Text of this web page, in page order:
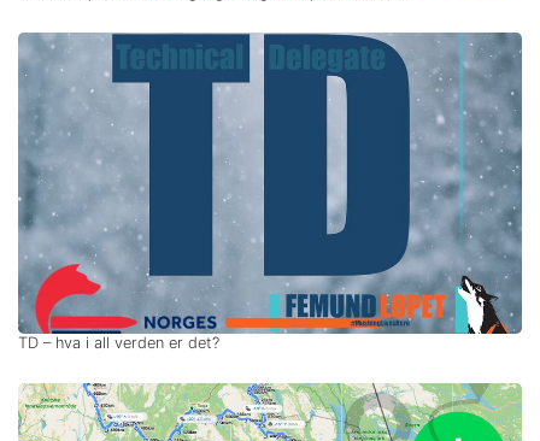
TD – hva i all verden er det?